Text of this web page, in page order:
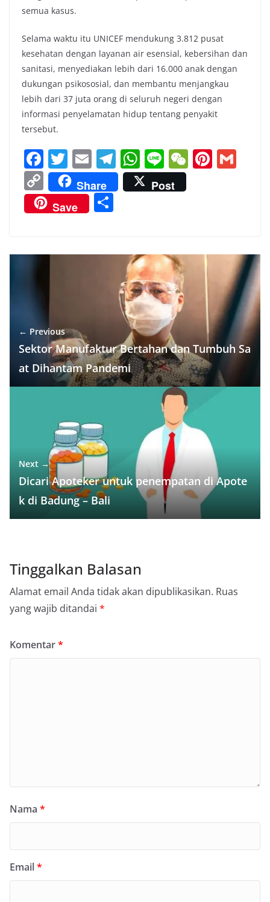
semua kasus.
Selama waktu itu UNICEF mendukung 3.812 pusat
kesehatan dengan layanan air esensial, kebersihan dan
sanitasi, menyediakan lebih dari 16.000 anak dengan
dukungan psikososial, dan membantu menjangkau
lebih dari 37 juta orang di seluruh negeri dengan
informasi penyelamatan hidup tentang penyakit
tersebut.
F
a
c
e
o
T
w
itt
er
E
m
ai
l
T
el
e
m
W
h
at
p
p
Li
n
e
W Pi
C
o
p
Li
Share
Post
Save
e
← Previous
Sektor Manufaktur Bertahan dan Tumbuh Sa
at Dihantam Pandemi
Next →
Dicari Apoteker untuk penempatan di Apote
k di Badung – Bali
Tinggalkan Balasan
Alamat email Anda tidak akan dipublikasikan. Ruas
yang wajib ditandai *
Komentar*
Nama *
Email*